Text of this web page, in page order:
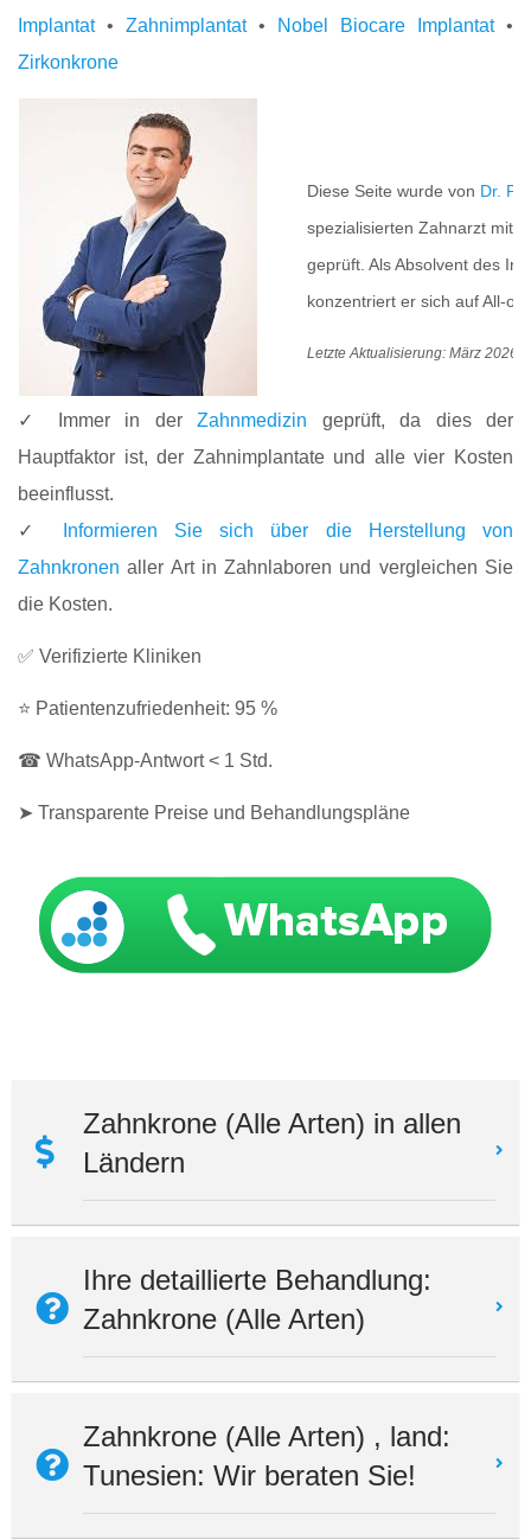
Implantat• Zahnimplantat• Nobel Biocare Implantat•
Zirkonkrone
Diese Seite wurde von Dr.
spezialisierten Zahnarzt mit
geprüft. Als Absolvent des
konzentriert er sich auf All-
Letzte Aktualisierung: März 2026
✓ Immer in derZahnmedizin geprüft, da dies der
Hauptfaktor ist, der Zahnimplantate und alle vier Kosten
beeinflusst.
✓
Informieren Sie sich über die Herstellung von
Zahnkronen aller Art in Zahnlaboren und vergleichen Sie
die Kosten.
✅ Verifizierte Kliniken
⭐ Patientenzufriedenheit: 95 %
☎ WhatsApp-Antwort < 1 Std.
➤ Transparente Preise und Behandlungspläne
Zahnkrone (Alle Arten) in allen
Ländern
Ihre detaillierte Behandlung:
Zahnkrone (Alle Arten)
Zahnkrone (Alle Arten) , land:
Tunesien: Wir beraten Sie!